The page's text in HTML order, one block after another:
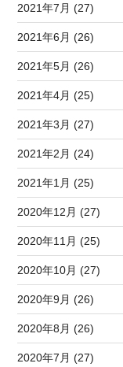
2021年7月 (27)
2021年6月 (26)
2021年5月 (26)
2021年4月 (25)
2021年3月 (27)
2021年2月 (24)
2021年1月 (25)
2020年12月 (27)
2020年11月 (25)
2020年10月 (27)
2020年9月 (26)
2020年8月 (26)
2020年7月 (27)